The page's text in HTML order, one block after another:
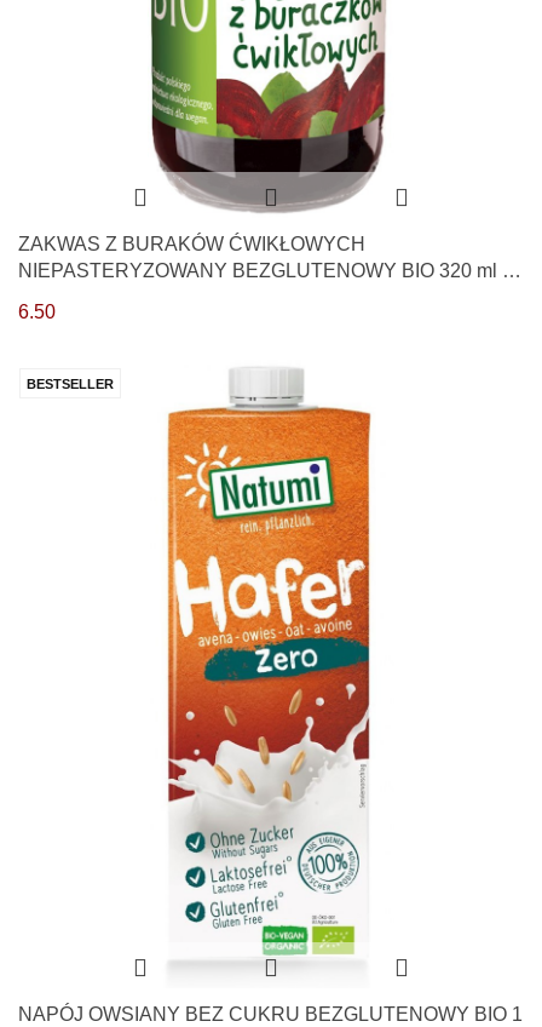
ZAKWAS Z BURAKÓW ĆWIKŁOWYCH
NIEPASTERYZOWANY BEZGLUTENOWY BIO 320 ml -
6.50
BESTSELLER
NAPÓJ OWSIANY BEZ CUKRU BEZGLUTENOWY BIO 1